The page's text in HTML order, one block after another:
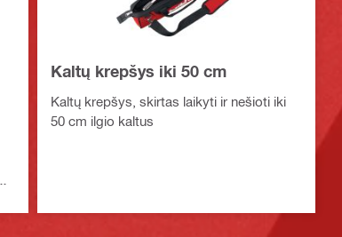
Kaltų krepšys iki 50 cm
Kaltų krepšys, skirtas laikyti ir nešioti iki
50 cm ilgio kaltus